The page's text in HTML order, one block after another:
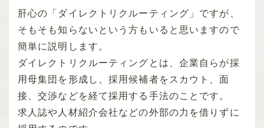
肝心の「ダイレクトリクルーティング」ですが、
そもそも知らないという方もいると思いますので
簡単に説明します。
ダイレクトリクルーティングとは、企業自らが採
用母集団を形成し、採用候補者をスカウト、面
接、交渉などを経て採用する手法のことです。
求人誌や人材紹介会社などの外部の力を借りずに